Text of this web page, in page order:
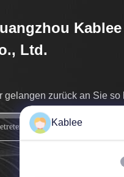
Ltd.
gelangen zurück an Sie so
Kablee